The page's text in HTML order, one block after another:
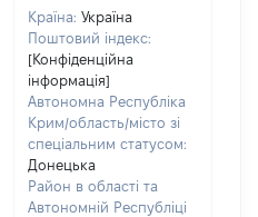
Країна: Україна
Поштовий індекс:
[Конфіденційна
інформація]
Автономна Республіка
Крим/область/місто зі
спеціальним статусом:
Донецька
Район в області та
Автономній Республіці